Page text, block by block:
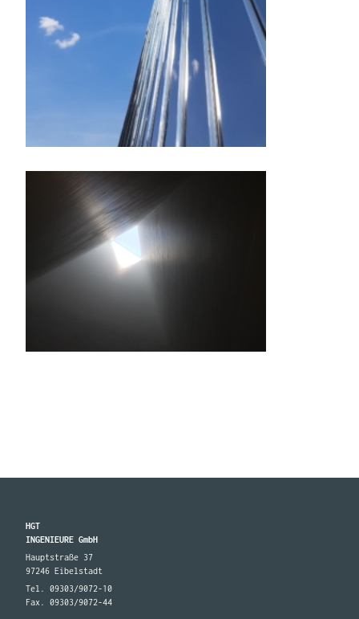
HGT
INGENIEURE GmbH
Hauptstraße 37
97246 Eibelstadt
Tel. 09303/9072-10
Fax. 09303/9072-44